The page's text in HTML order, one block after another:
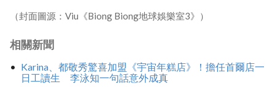
（封面圖源：Viu《Biong Biong地球娛樂室3》）
相關新聞
Karina、都敬秀驚喜加盟《宇宙年糕店》！擔任首爾店一
日工讀生 李泳知一句話意外成真